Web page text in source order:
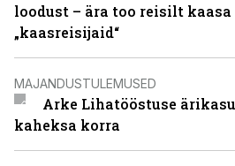
loodust – ära too reisilt
„kaasreisijaid“
MAJANDUSTULEMUSED
Arke Lihatööstuse
kaheksa korra